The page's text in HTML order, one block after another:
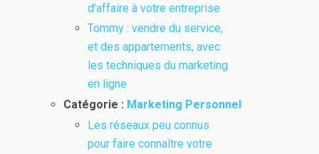
d’affaire à votre entreprise
Tommy : vendre du service,
et des appartements, avec
les techniques du marketing
en ligne
Catégorie : Marketing Personnel
Les réseaux peu connus
pour faire connaître votre